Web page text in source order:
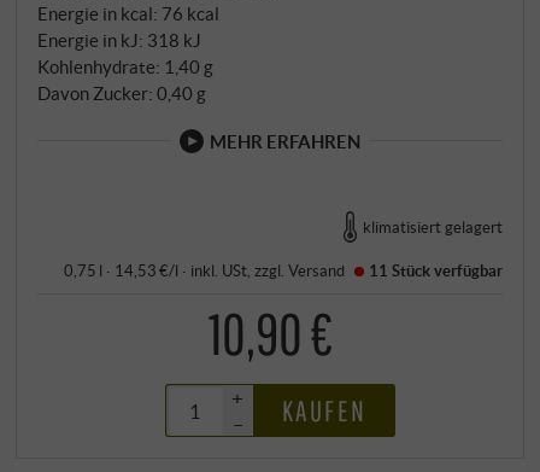
Energie in kcal: 76 kcal
Energie in kJ: 318 kJ
Kohlenhydrate: 1,40 g
Davon Zucker: 0,40 g
MEHR ERFAHREN
klimatisiert gelagert
0,75 l · 14,53 €/l · inkl. USt , zzgl.Versand 11 Stückverfügbar
10,90 €
+
–
KAUFEN